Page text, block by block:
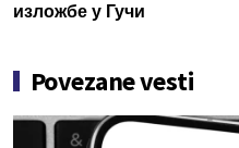
изложбе у Гучи
Povezane vesti